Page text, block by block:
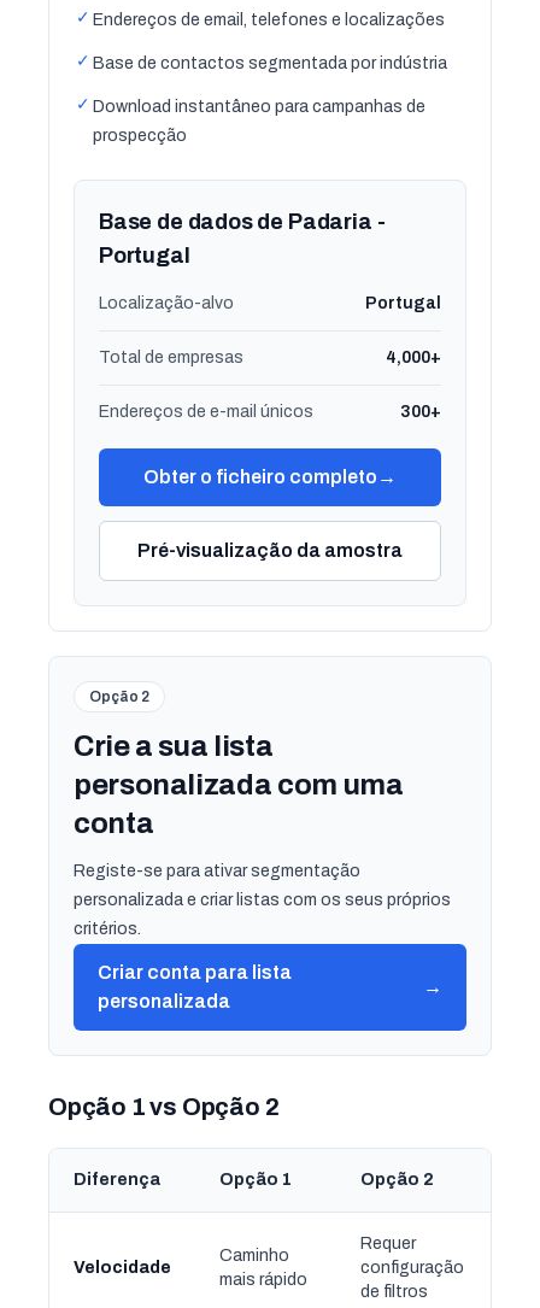
✓ Endereços de email, telefones e localizações
✓ Base de contactos segmentada por indústria
✓ Download instantâneo para campanhas de
prospecção
Base de dados de Padaria -
Portugal
Localização-alvo Portugal
Total de empresas 4,000+
Endereços de e-mail únicos 300+
Obter o ficheiro completo →
Pré-visualização da amostra
Opção 2
Crie a sua lista
personalizada com uma
conta
Registe-se para ativar segmentação
personalizada e criar listas com os seus próprios
critérios.
Criar conta para lista
personalizada
→
Opção 1 vs Opção 2
Diferença Opção 1 Opção 2
Velocidade
Caminho
mais rápido
Requer
configuração
de filtros